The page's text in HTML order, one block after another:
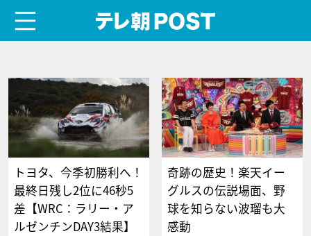
トヨタ、今季初勝利へ！
最終日残し2位に46秒5
差【WRC：ラリー・ア
ルゼンチンDAY3結果】
奇跡の歴史！楽天イー
グルスの伝説場面、野
球を知らない波瑠も大
感動